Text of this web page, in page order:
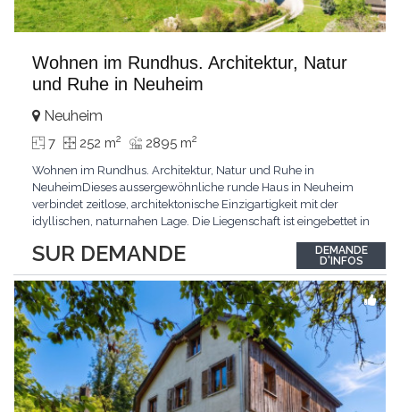
Wohnen im Rundhus. Architektur, Natur
und Ruhe in Neuheim
SUR DEMANDE
Neuheim
7 252 m2 2895 m2
Wohnen im Rundhus. Architektur, Natur und Ruhe in
NeuheimDieses aussergewöhnliche runde Haus in Neuheim
verbindet zeitlose, architektonische Einzigartigkeit mit der
idyllischen, naturnahen Lage. Die Liegenschaft ist eingebettet in
Privatsphäre sowie ein unverbaubares Umfeld. Der grosszügige
Wohnbereich mit bodentiefen Verglasungen...
DEMANDE
D'INFOS